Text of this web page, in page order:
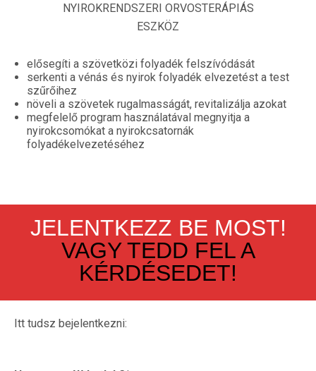
NYIROKRENDSZERI ORVOSTERÁPIÁS
ESZKÖZ
elősegíti a szövetközi folyadék felszívódását
serkenti a vénás és nyirok folyadék elvezetést a test
szűrőihez
növeli a szövetek rugalmasságát, revitalizálja azokat
megfelelő program használatával megnyitja a
nyirokcsomókat a nyirokcsatornák
folyadékelvezetéséhez
JELENTKEZZ BE MOST!
VAGY TEDD FEL A
KÉRDÉSEDET!
Itt tudsz bejelentkezni: